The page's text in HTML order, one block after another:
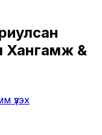
Хангамж &
үзэх